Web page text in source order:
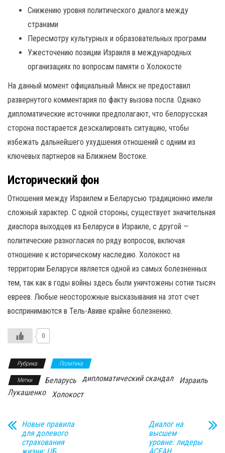
Снижению уровня политического диалога между
странами
Пересмотру культурных и образовательных программ
Ужесточению позиции Израиля в международных
организациях по вопросам памяти о Холокосте
На данный момент официальный Минск не предоставил
развернутого комментария по факту вызова посла. Однако
дипломатические источники предполагают, что белорусская
сторона постарается деэскалировать ситуацию, чтобы
избежать дальнейшего ухудшения отношений с одним из
ключевых партнеров на Ближнем Востоке.
Исторический фон
Отношения между Израилем и Беларусью традиционно имели
сложный характер. С одной стороны, существует значительная
диаспора выходцев из Беларуси в Израиле, с другой —
политические разногласия по ряду вопросов, включая
отношение к историческому наследию. Холокост на
территории Беларуси является одной из самых болезненных
тем, так как в годы войны здесь были уничтожены сотни тысяч
евреев. Любые неосторожные высказывания на этот счет
воспринимаются в Тель-Авиве крайне болезненно.
0
Рубрика Политика
Метки Беларусь дипломатический скандал
Израиль
Лукашенко
Холокост
Новые правила
для долевого
страхования
Диалог на
высшем
уровне: лидеры